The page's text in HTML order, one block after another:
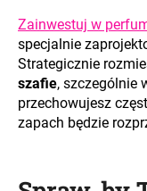
Zainwestuj w
specjalnie
Strategicznie
szafie, szczególnie
przechowujesz
zapach będzie